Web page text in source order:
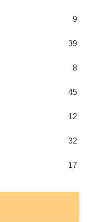
9
39
8
45
12
32
17